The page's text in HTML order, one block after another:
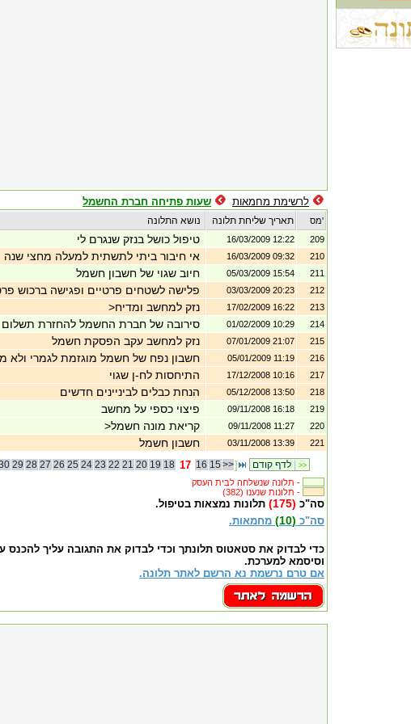
שעות פתיחה חברת החשמל לרשימת מחמאות
תאריך שליחת תלונה מס'
טיפול כושל בנזק שנגרם לי 16/03/2009 12:22 209
אי חיבור ביתי לתשתית למעלה מחצי שנה 16/03/2009 09:32 210
חיוב שגוי של חשבון חשמל 05/03/2009 15:54 211
פלישה לשטחים פרטיים ופגישה ברכוש 03/03/2009 20:23 212
נזק למחשב ומדיח< 17/02/2009 16:22 213
סירובה של חברת החשמל להחזרת תשלום 01/02/2009 10:29 214
נזק למחשב עקב הפסקת חשמל 07/01/2009 21:07 215
חשבון נפח של חשמל מוגזמת לגמרי ולא 05/01/2009 11:19 216
התיחסות לח-ן שגוי 17/12/2008 10:16 217
הנחת כבלים לביניינים חדשים 05/12/2008 13:50 218
פיצוי כספי על מחשב 09/11/2008 16:18 219
קריאת מונה חשמל< 09/11/2008 11:27 220
חשבון חשמל 03/11/2008 13:39 221
29 28 27 26 25 24 23 22 21 20 19 18 17 16 15 >>] >>
תלונה שנשלחה לבית העסק -
(382) תלונות שנענו -
סה"כ (175)
תלונות נמצאות בטיפול.
סה"כ (10) מחמאות.
כדי לבדוק את סטאטוס תלונתך וכדי לבדוק את התגובה עליך
וסיסמא למערכת.
אם טרם נרשמת נא הרשם לאתר תלונה.